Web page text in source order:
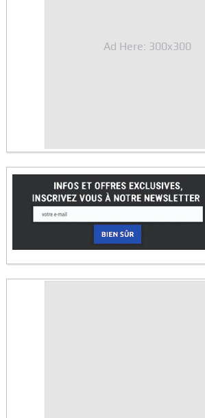
Ad Here: 300x300